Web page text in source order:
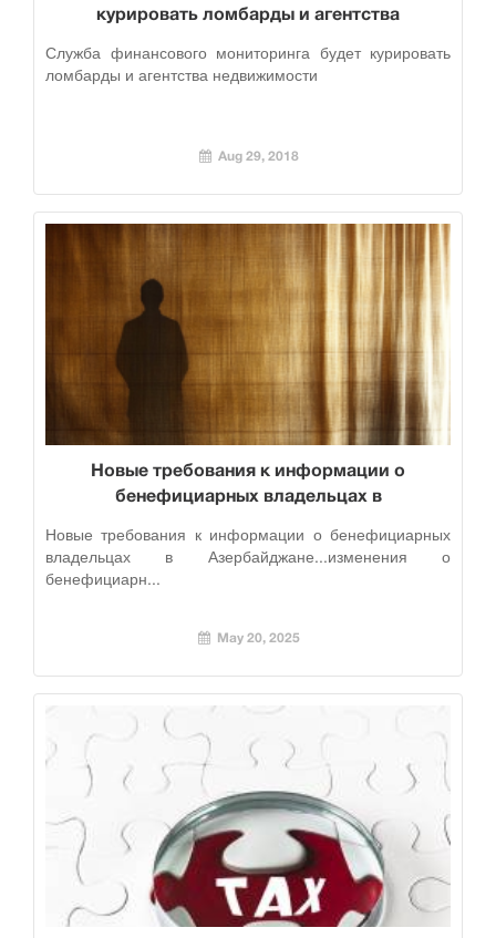
курировать ломбарды и агентства
Служба финансового мониторинга будет курировать
ломбарды и агентства недвижимости
Aug 29, 2018
Новые требования к информации о
бенефициарных владельцах в
Новые требования к информации о бенефициарных
владельцах в Азербайджане...изменения о
бенефициарн...
May 20, 2025